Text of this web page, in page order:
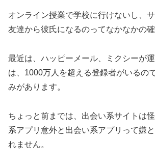
オンライン授業で学校に行けないし、
友達から彼氏になるのってなかなかの確
最近は、ハッピーメール、ミクシーが
は、1000万人を超える登録者がいるの
みがあります。
ちょっと前までは、出会い系サイトは
系アプリ意外と出会い系アプリって嫌
れません。